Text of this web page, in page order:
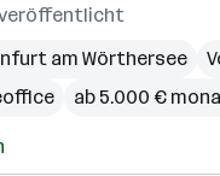
am Wörthersee
ab 5.000 €